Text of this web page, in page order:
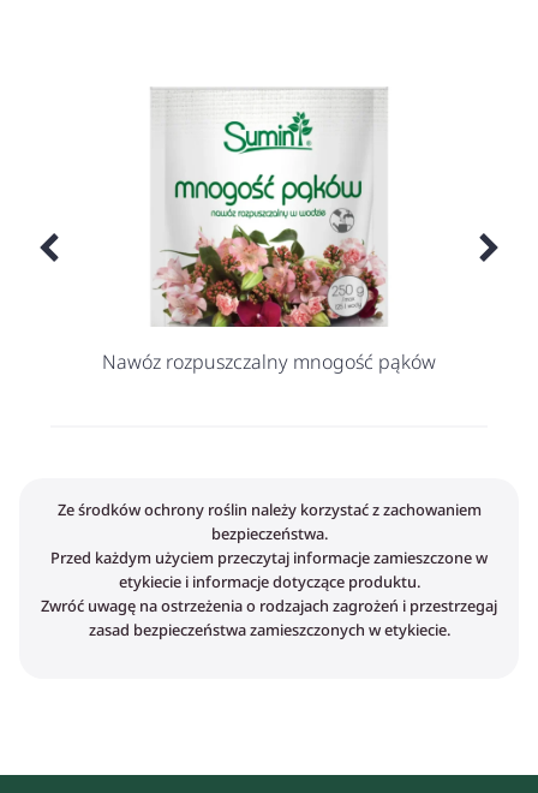
Nawóz rozpuszczalny mnogość pąków
Ze środków ochrony roślin należy korzystać z zachowaniem
bezpieczeństwa.
Przed każdym użyciem przeczytaj informacje zamieszczone w
etykiecie i informacje dotyczące produktu.
Zwróć uwagę na ostrzeżenia o rodzajach zagrożeń i przestrzegaj
zasad bezpieczeństwa zamieszczonych w etykiecie.